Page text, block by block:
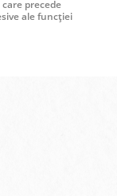
precede
ale funcției